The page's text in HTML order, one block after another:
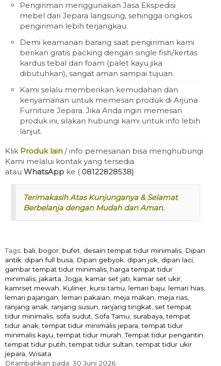
Pengiriman menggunakan Jasa Ekspedisi
mebel dari Jepara langsung, sehingga ongkos
pengiriman lebih terjangkau.
Demi keamanan barang saat pengiriman kami
berikan gratis packing dengan single fish/kertas
kardus tebal dan foam (palet kayu jika
dibutuhkan), sangat aman sampai tujuan.
Kami selalu memberikan kemudahan dan
kenyamanan untuk memesan produk di Arjuna
Furniture Jepara. Jika Anda ingin memesan
produk ini, silakan hubungi kami untuk info lebih
lanjut.
Klik Produk lain / info pemesanan bisa menghubungi
Kami melalui kontak yang tersedia
atau WhatsApp ke ( 08122828538)
Terimakasih Atas Kunjunganya & Selamat
Berbelanja dengan Mudah dan Aman.
Tags: bali, bogor, bufet, desain tempat tidur minimalis, Dipan
antik, dipan full busa, Dipan gebyok, dipan jok, dipan laci,
gambar tempat tidur minimalis, harga tempat tidur
minimalis, jakarta,Jogja, kamar set jati, kamar set ukir,
kamrset mewah, Kuliner, kursi tamu, lemari baju, lemari hias,
lemari pajangan, lemari pakaian, meja makan, meja rias,
ranjang anak, ranjang susun, ranjang tingkat, set tempat
tidur minimalis, sofa sudut, Sofa Tamu, surabaya,tempat
tidur anak,tempat tidur minimalis jepara,tempat tidur
minimalis kayu,tempat tidur murah,Tempat tidur pengantin,
tempat tidur putih,tempat tidur sultan,tempat tidur ukir
jepara, Wisata
Ditambahkan pada: 30 Juni 2026